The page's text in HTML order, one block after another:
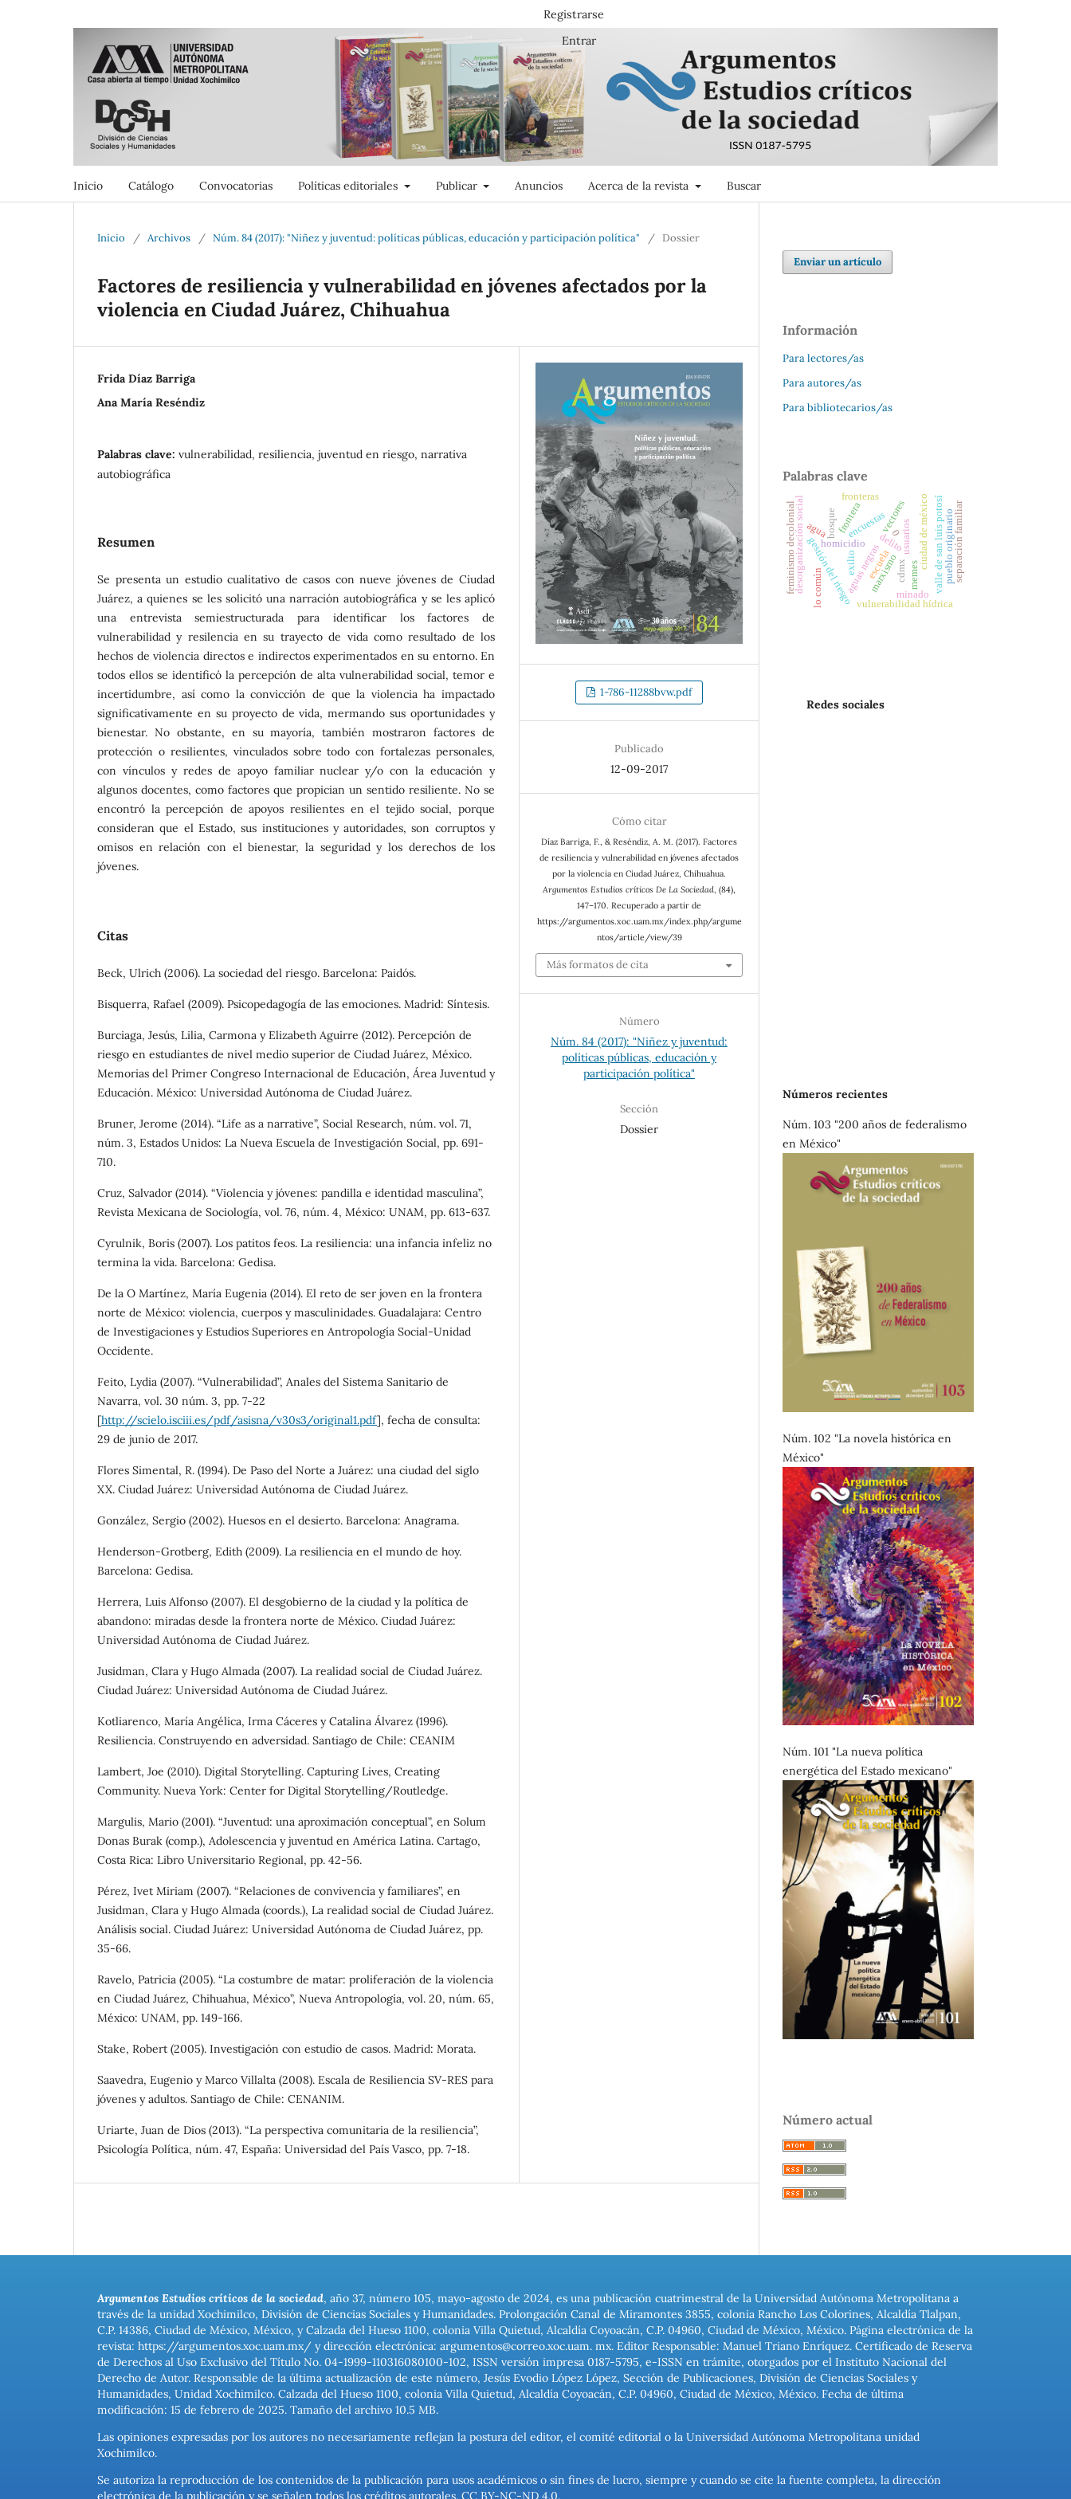
Inicio Catálogo Convocatorias Políticas editoriales Publicar Anuncios Acerca de la revista Buscar
Registrarse
Entrar
Inicio / Archivos / Núm. 84 (2017): "Niñez y juventud: políticas públicas, educación y participación política" / Dossier
Factores de resiliencia y vulnerabilidad en jóvenes afectados por la
violencia en Ciudad Juárez, Chihuahua
Frida Díaz Barriga
Ana María Reséndiz
Palabras clave: vulnerabilidad, resiliencia, juventud en riesgo, narrativa
autobiográfica
Resumen
Se presenta un estudio cualitativo de casos con nueve jóvenes de Ciudad
Juárez, a quienes se les solicitó una narración autobiográfica y se les aplicó
una entrevista semiestructurada para identificar los factores de
vulnerabilidad y resilencia en su trayecto de vida como resultado de los
hechos de violencia directos e indirectos experimentados en su entorno. En
todos ellos se identificó la percepción de alta vulnerabilidad social, temor e
incertidumbre, así como la convicción de que la violencia ha impactado
significativamente en su proyecto de vida, mermando sus oportunidades y
bienestar. No obstante, en su mayoría, también mostraron factores de
protección o resilientes, vinculados sobre todo con fortalezas personales,
con vínculos y redes de apoyo familiar nuclear y/o con la educación y
algunos docentes, como factores que propician un sentido resiliente. No se
encontró la percepción de apoyos resilientes en el tejido social, porque
consideran que el Estado, sus instituciones y autoridades, son corruptos y
omisos en relación con el bienestar, la seguridad y los derechos de los
jóvenes.
Citas
Beck, Ulrich (2006). La sociedad del riesgo. Barcelona: Paidós.
Bisquerra, Rafael (2009). Psicopedagogía de las emociones. Madrid: Síntesis.
Burciaga, Jesús, Lilia, Carmona y Elizabeth Aguirre (2012). Percepción de
riesgo en estudiantes de nivel medio superior de Ciudad Juárez, México.
Memorias del Primer Congreso Internacional de Educación, Área Juventud y
Educación. México: Universidad Autónoma de Ciudad Juárez.
Bruner, Jerome (2014). “Life as a narrative”, Social Research, núm. vol. 71,
núm. 3, Estados Unidos: La Nueva Escuela de Investigación Social, pp. 691-
710.
Cruz, Salvador (2014). “Violencia y jóvenes: pandilla e identidad masculina”,
Revista Mexicana de Sociología, vol. 76, núm. 4, México: UNAM, pp. 613-637.
Cyrulnik, Boris (2007). Los patitos feos. La resiliencia: una infancia infeliz no
termina la vida. Barcelona: Gedisa.
De la O Martínez, María Eugenia (2014). El reto de ser joven en la frontera
norte de México: violencia, cuerpos y masculinidades. Guadalajara: Centro
de Investigaciones y Estudios Superiores en Antropología Social-Unidad
Occidente.
Feito, Lydia (2007). “Vulnerabilidad”, Anales del Sistema Sanitario de
Navarra, vol. 30 núm. 3, pp. 7-22
[http://scielo.isciii.es/pdf/asisna/v30s3/original1.pdf], fecha de consulta:
29 de junio de 2017.
Flores Simental, R. (1994). De Paso del Norte a Juárez: una ciudad del siglo
XX. Ciudad Juárez: Universidad Autónoma de Ciudad Juárez.
González, Sergio (2002). Huesos en el desierto. Barcelona: Anagrama.
Henderson-Grotberg, Edith (2009). La resiliencia en el mundo de hoy.
Barcelona: Gedisa.
Herrera, Luis Alfonso (2007). El desgobierno de la ciudad y la política de
abandono: miradas desde la frontera norte de México. Ciudad Juárez:
Universidad Autónoma de Ciudad Juárez.
Jusidman, Clara y Hugo Almada (2007). La realidad social de Ciudad Juárez.
Ciudad Juárez: Universidad Autónoma de Ciudad Juárez.
Kotliarenco, María Angélica, Irma Cáceres y Catalina Álvarez (1996).
Resiliencia. Construyendo en adversidad. Santiago de Chile: CEANIM
Lambert, Joe (2010). Digital Storytelling. Capturing Lives, Creating
Community. Nueva York: Center for Digital Storytelling/Routledge.
Margulis, Mario (2001). “Juventud: una aproximación conceptual”, en Solum
Donas Burak (comp.), Adolescencia y juventud en América Latina. Cartago,
Costa Rica: Libro Universitario Regional, pp. 42-56.
Pérez, Ivet Miriam (2007). “Relaciones de convivencia y familiares”, en
Jusidman, Clara y Hugo Almada (coords.), La realidad social de Ciudad Juárez.
Análisis social. Ciudad Juárez: Universidad Autónoma de Ciudad Juárez, pp.
35-66.
Ravelo, Patricia (2005). “La costumbre de matar: proliferación de la violencia
en Ciudad Juárez, Chihuahua, México”, Nueva Antropología, vol. 20, núm. 65,
México: UNAM, pp. 149-166.
Stake, Robert (2005). Investigación con estudio de casos. Madrid: Morata.
Saavedra, Eugenio y Marco Villalta (2008). Escala de Resiliencia SV-RES para
jóvenes y adultos. Santiago de Chile: CENANIM.
Uriarte, Juan de Dios (2013). “La perspectiva comunitaria de la resiliencia”,
Psicología Política, núm. 47, España: Universidad del País Vasco, pp. 7-18.
1-786-11288bvw.pdf
Publicado
12-09-2017
Cómo citar
Díaz Barriga, F., & Reséndiz, A. M. (2017). Factores
de resiliencia y vulnerabilidad en jóvenes afectados
por la violencia en Ciudad Juárez, Chihuahua.
Argumentos Estudios críticos De La Sociedad, (84),
147–170. Recuperado a partir de
https://argumentos.xoc.uam.mx/index.php/argume
ntos/article/view/39
Más formatos de cita
Número
Núm. 84 (2017): "Niñez y juventud:
políticas públicas, educación y
participación política"
Sección
Dossier
Enviar un artículo
Información
Para lectores/as
Para autores/as
Para bibliotecarios/as
Palabras clave
marxismo
homicidio
gestión del riesgoaguas negras
usuarios
encuestas
memes
ciudad de méxico
desorganización social cdmx
delito valle de san luis potosí
vulnerabilidad hídrica
minado
bosque
agua pueblo originario
vectores
feminismo decolonial escuela
frontera
lo común
exilio
fronteras
separación familiar
0
Redes sociales
Números recientes
Núm. 103 "200 años de federalismo
en México"
Núm. 102 "La novela histórica en
México"
Núm. 101 "La nueva política
energética del Estado mexicano"
Número actual
Argumentos Estudios críticos de la sociedad, año 37, número 105, mayo-agosto de 2024, es una publicación cuatrimestral de la Universidad Autónoma Metropolitana a
través de la unidad Xochimilco, División de Ciencias Sociales y Humanidades. Prolongación Canal de Miramontes 3855, colonia Rancho Los Colorines, Alcaldía Tlalpan,
C.P. 14386, Ciudad de México, México, y Calzada del Hueso 1100, colonia Villa Quietud, Alcaldía Coyoacán, C.P. 04960, Ciudad de México, México. Página electrónica de la
revista: https://argumentos.xoc.uam.mx/ y dirección electrónica: argumentos@correo.xoc.uam. mx. Editor Responsable: Manuel Triano Enríquez. Certificado de Reserva
de Derechos al Uso Exclusivo del Título No. 04-1999-110316080100-102, ISSN versión impresa 0187-5795, e-ISSN en trámite, otorgados por el Instituto Nacional del
Derecho de Autor. Responsable de la última actualización de este número, Jesús Evodio López López, Sección de Publicaciones, División de Ciencias Sociales y
Humanidades, Unidad Xochimilco. Calzada del Hueso 1100, colonia Villa Quietud, Alcaldía Coyoacán, C.P. 04960, Ciudad de México, México. Fecha de última
modificación: 15 de febrero de 2025. Tamaño del archivo 10.5 MB.
Las opiniones expresadas por los autores no necesariamente reflejan la postura del editor, el comité editorial o la Universidad Autónoma Metropolitana unidad
Xochimilco.
Se autoriza la reproducción de los contenidos de la publicación para usos académicos o sin fines de lucro, siempre y cuando se cite la fuente completa, la dirección
electrónica de la publicación y se señalen todos los créditos autorales. CC BY-NC-ND 4.0.